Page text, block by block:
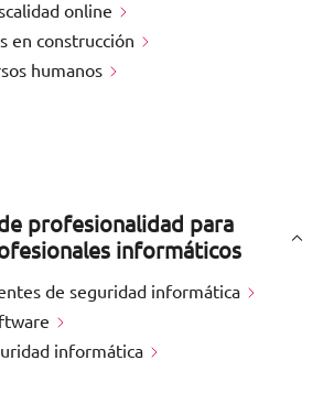
online
en construcción
humanos
profesionalidad para
informáticos
de seguridad informática
informática